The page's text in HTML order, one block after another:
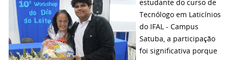
estudante do curso de
Tecnólogo em Laticínios
do IFAL - Campus
Satuba, a participação
foi significativa porque